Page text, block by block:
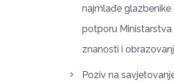
najmlađe glazbenike
potporu Ministarstva
znanosti i
Poziv na